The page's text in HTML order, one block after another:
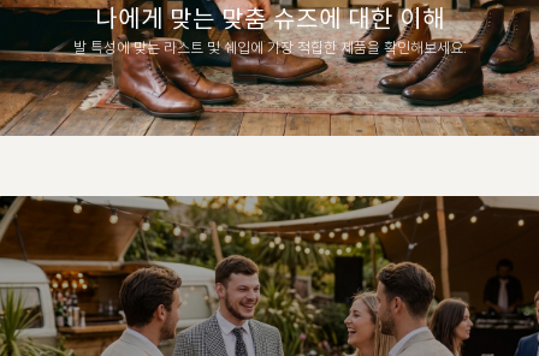
나에게 맞는 맞춤 슈즈에 대한 이해
발 특성에 맞는 라스트 및 쉐입에 가장 적합한 제품을 확인해보세요.